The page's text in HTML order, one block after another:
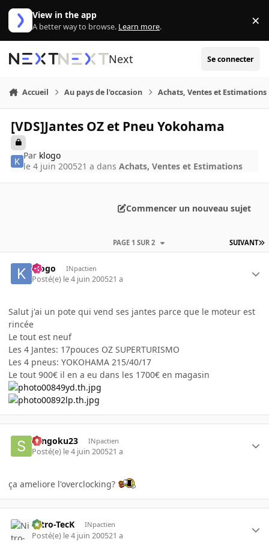
Aller au contenu
View in the app
A better way to browse. Learn more. ×
Next Se connecter
Accueil Au pays de l'occasion Achats, Ventes et Estimations
[VDS]Jantes OZ et Pneu Yokohama
Par klogo
le 4 juin 200521 a dansAchats, Ventes et Estimations
Commencer un nouveau sujet
SUIVANT
PAGE 1 SUR 2
klogo INpactien
Posté(e) le 4 juin 200521 a
Salut j'ai un pote qui vend ses jantes parce que le moteur est
rincée
Le tout est neuf
Les 4 Jantes: 17pouces OZ SUPERTURISMO
Les 4 pneus: YOKOHAMA 215/40/17
Le tout 900€ il en a eu dans les 1700€ en magasin
Sangoku23 INpactien
Posté(e) le 4 juin 200521 a
ça ameliore l'overclocking?
Nitro-TecK INpactien
Posté(e) le 4 juin 200521 a